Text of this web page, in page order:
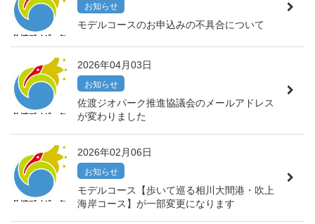
お知らせ
モデルコースのお申込みの不具合について
2026年04月03日
お知らせ
佐渡ジオパーク推進協議会のメールアドレス
が変わりました
2026年02月06日
お知らせ
モデルコース【歩いて巡る相川大間港・吹上
海岸コース】が一部変更になります